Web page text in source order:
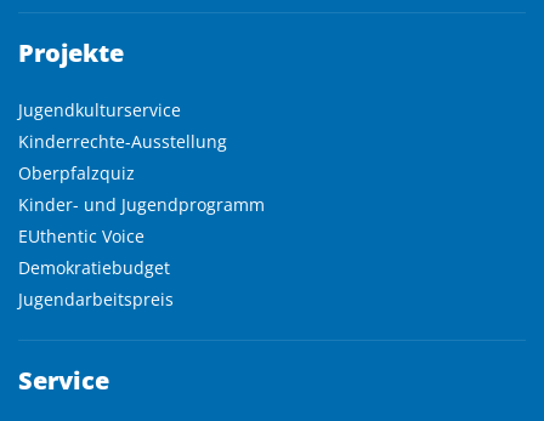
Projekte
Jugendkulturservice
Kinderrechte-Ausstellung
Oberpfalzquiz
Kinder- und Jugendprogramm
EUthentic Voice
Demokratiebudget
Jugendarbeitspreis
Service